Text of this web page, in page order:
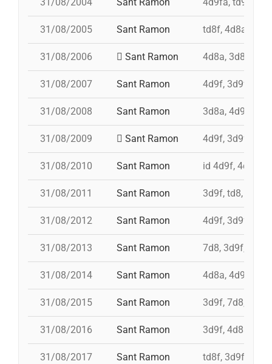
31/08/2005 Sant Ramon td8f, 4d8a, 3d8,
31/08/2006 Sant Ramon 4d8a, 3d8,
31/08/2007 Sant Ramon 4d9f, 3d9f,
31/08/2008 Sant Ramon 3d8a, 4d9f,
31/08/2009 Sant Ramon 4d9f, 3d9fa,
31/08/2010 Sant Ramon id 4d9f, 4d9f,
31/08/2011 Sant Ramon 3d9f, td8, id
31/08/2012 Sant Ramon 4d9f, 3d9f,
31/08/2013 Sant Ramon 7d8, 3d9f,
31/08/2014 Sant Ramon 4d8a, 4d9f,
31/08/2015 Sant Ramon 3d9f, 7d8,
31/08/2016 Sant Ramon 3d9f, 4d8a,
31/08/2017 Sant Ramon td8f, 3d9f, 4d8,